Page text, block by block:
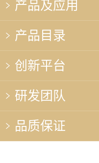
产品及应用
产品目录
创新平台
研发团队
品质保证